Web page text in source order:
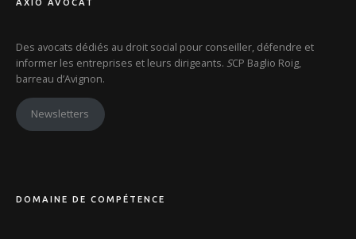
AXIO AVOCAT
Des avocats dédiés au droit social pour conseiller, défendre et
informer les entreprises et leurs dirigeants. SCP Baglio Roig,
barreau d’Avignon.
Newsletters
DOMAINE DE COMPÉTENCE